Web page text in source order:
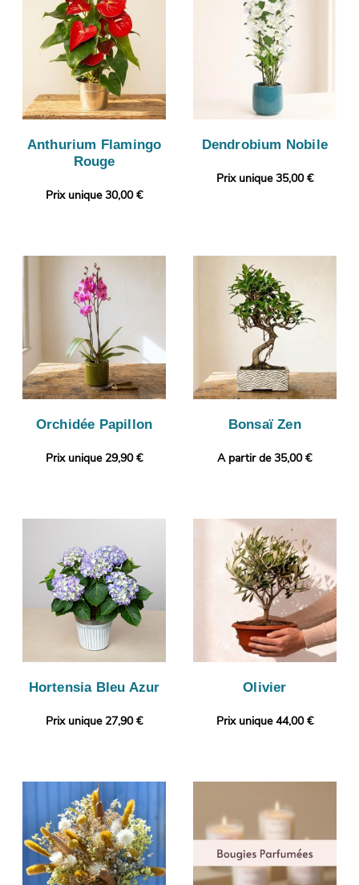
Anthurium Flamingo
Rouge
Prix unique 30,00 €
Dendrobium Nobile
Prix unique 35,00 €
Orchidée Papillon
Prix unique 29,90 €
Bonsaï Zen
A partir de 35,00 €
Hortensia Bleu Azur
Prix unique 27,90 €
Olivier
Prix unique 44,00 €